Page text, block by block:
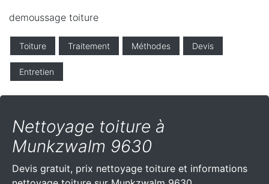
demoussage toiture
Toiture Traitement Méthodes Devis
Entretien
Nettoyage toiture à
Munkzwalm 9630
Devis gratuit, prix nettoyage toiture et informations